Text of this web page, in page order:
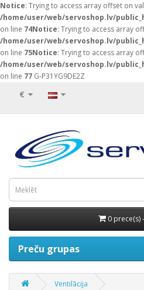
Notice: Trying to access array offset on
/home/user/web/servoshop.lv/
on line 74Notice: Trying to access array
/home/user/web/servoshop.lv/
on line 75Notice: Trying to access array
/home/user/web/servoshop.lv/
on line 77 G-P31YG9DE2Z
€
0 prece(s)
Preču grupas
Ventilācija